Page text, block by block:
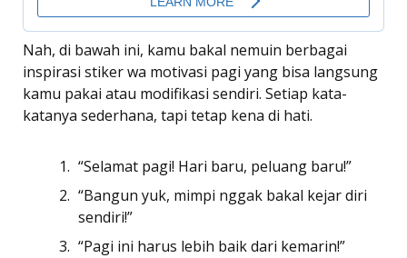
Nah, di bawah ini, kamu bakal nemuin berbagai
inspirasi stiker wa motivasi pagi yang bisa langsung
kamu pakai atau modifikasi sendiri. Setiap kata-
katanya sederhana, tapi tetap kena di hati.
“Selamat pagi! Hari baru, peluang baru!”
“Bangun yuk, mimpi nggak bakal kejar diri
sendiri!”
“Pagi ini harus lebih baik dari kemarin!”